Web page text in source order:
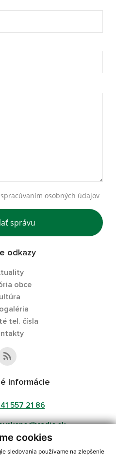
cookies
sledovania používame na zlepšenie
spracúvaním osobných údajov
správu
odkazy
obce
tel. čísla
informácie
557 21 86